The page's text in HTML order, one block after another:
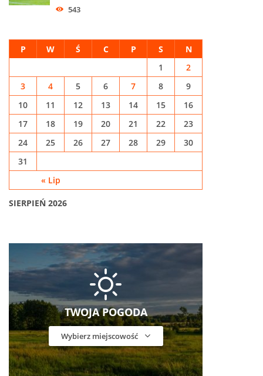
543
SIERPIEŃ 2026
P W Ś C P S N
« Lip
1
2
3
4 5 6 7 8
9
10
11 12 13 14 15
16
17
18 19 20 21 22
23
24
25 26 27 28 29
30
31
TWOJA POGODA
Wybierz miejscowość